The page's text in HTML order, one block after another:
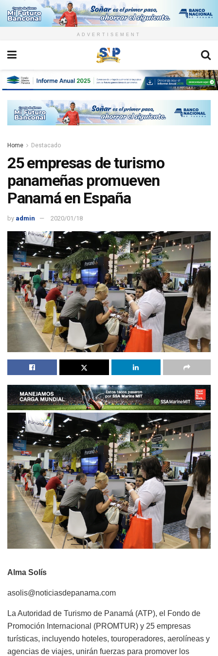
ADVERTISEMENT
Home Destacado
25 empresas de turismo
panameñas promueven
Panamá en España
by admin 2020/01/18
Alma Solís
asolis@noticiasdepanama.com
La Autoridad de Turismo de Panamá (ATP), el Fondo de
Promoción Internacional (PROMTUR) y 25 empresas
turísticas, incluyendo hoteles, touroperadores, aerolíneas y
agencias de viajes, unirán fuerzas para promover los